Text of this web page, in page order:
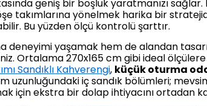
geniş bir boşluk yaratmanızı
takımlarına yönelmek harika bir
Bu yüzden ölçü kontrolü şarttır.
deneyimi yaşamak hem de alandan
Ortalama 270x165 cm gibi ideal
Sandıklı Kahverengi, küçük oturma
uzunluğundaki iç sandık bölümleri;
için ekstra bir dolap ihtiyacını ortadan